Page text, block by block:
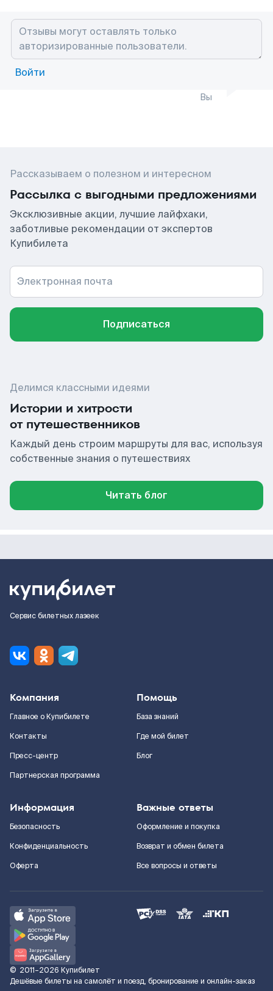
Войти
Вы
Рассказываем о полезном и интересном
Рассылка с выгодными предложениями
Эксклюзивные акции, лучшие лайфхаки,
заботливые рекомендации от экспертов
Купибилета
Электронная почта
Подписаться
Делимся классными идеями
Истории и хитрости
от путешественников
Каждый день строим маршруты для вас, используя
собственные знания о путешествиях
Читать блог
Сервис билетных лазеек
Компания
Главное о Купибилете
Контакты
Пресс-центр
Партнерская программа
Помощь
База знаний
Где мой билет
Блог
Информация
Безопасность
Конфиденциальность
Оферта
Важные ответы
Оформление и покупка
Возврат и обмен билета
Все вопросы и ответы
© 2011–2026 Купибилет
Дешёвые билеты на самолёт и поезд, бронирование и онлайн-заказ